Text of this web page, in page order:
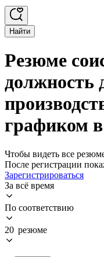
Найти
Резюме
должность
графиком
Чтобы видеть все
После регистрации
Зарегистрироваться
За всё время
По соответствию
20 резюме